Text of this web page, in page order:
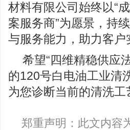
材料有限公司始终以“
案服务商”为愿景，持
与服务能力，助力客
希望“四维精稳供应
的120号白电油工业清
为您诊断当前的清洗
郑重声明：此文内容